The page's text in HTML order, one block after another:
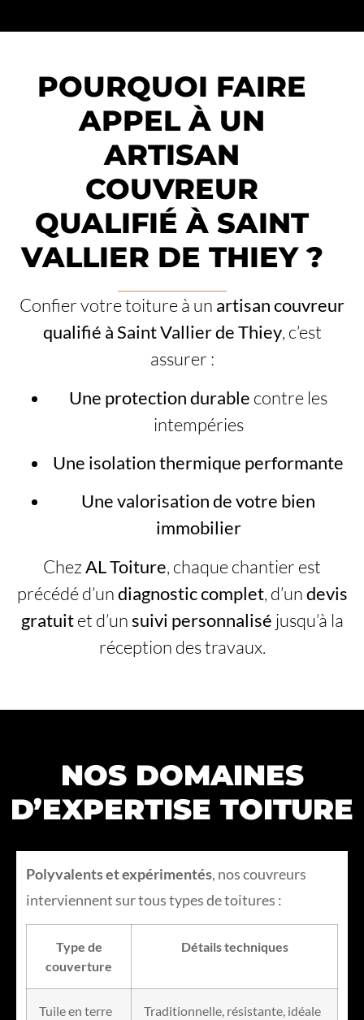
POURQUOI FAIRE
APPEL À UN
ARTISAN
COUVREUR
QUALIFIÉ À SAINT
VALLIER DE THIEY ?
Confier votre toiture à un artisan couvreur
qualifié à Saint Vallier de Thiey, c’est
assurer :
Une protection durable contre les
intempéries
Une isolation thermique performante
Une valorisation de votre bien
immobilier
ChezAL Toiture, chaque chantier est
précédé d’undiagnostic complet, d’undevis
gratuitet d’unsuivi personnalisé jusqu’à la
réception des travaux.
NOS DOMAINES
D’EXPERTISE TOITURE
Polyvalents et expérimentés, nos couvreurs
interviennent sur tous types de toitures :
Type de
couverture
Détails techniques
Tuile en terre
Traditionnelle, résistante, idéale